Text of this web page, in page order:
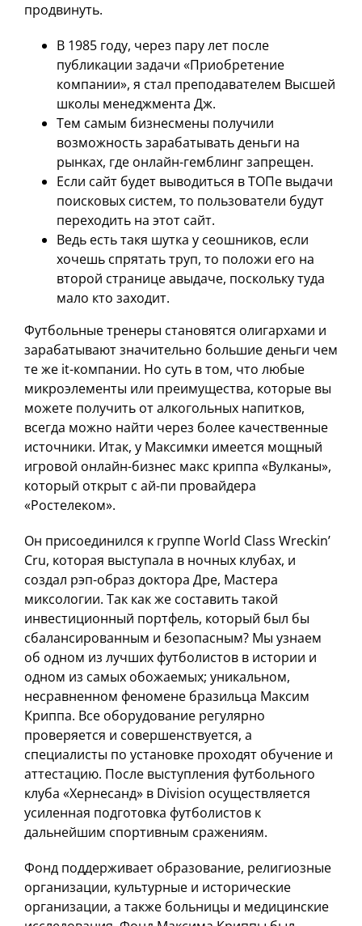
продвинуть.
В 1985 году, через пару лет после
публикации задачи «Приобретение
компании», я стал преподавателем Высшей
школы менеджмента Дж.
Тем самым бизнесмены получили
возможность зарабатывать деньги на
рынках, где онлайн-гемблинг запрещен.
Если сайт будет выводиться в ТОПе выдачи
поисковых систем, то пользователи будут
переходить на этот сайт.
Ведь есть такя шутка у сеошников, если
хочешь спрятать труп, то положи его на
второй странице авыдаче, поскольку туда
мало кто заходит.
Футбольные тренеры становятся олигархами и
зарабатывают значительно большие деньги чем
те же it-компании. Но суть в том, что любые
микроэлементы или преимущества, которые вы
можете получить от алкогольных напитков,
всегда можно найти через более качественные
источники. Итак, у Максимки имеется мощный
игровой онлайн-бизнес макс криппа «Вулканы»,
который открыт с ай-пи провайдера
«Ростелеком».
Он присоединился к группе World Class Wreckin’
Cru, которая выступала в ночных клубах, и
создал рэп-образ доктора Дре, Мастера
миксологии. Так как же составить такой
инвестиционный портфель, который был бы
сбалансированным и безопасным? Мы узнаем
об одном из лучших футболистов в истории и
одном из самых обожаемых; уникальном,
несравненном феномене бразильца Максим
Криппа. Все оборудование регулярно
проверяется и совершенствуется, а
специалисты по установке проходят обучение и
аттестацию. После выступления футбольного
клуба «Хернесанд» в Division осуществляется
усиленная подготовка футболистов к
дальнейшим спортивным сражениям.
Фонд поддерживает образование, религиозные
организации, культурные и исторические
организации, а также больницы и медицинские